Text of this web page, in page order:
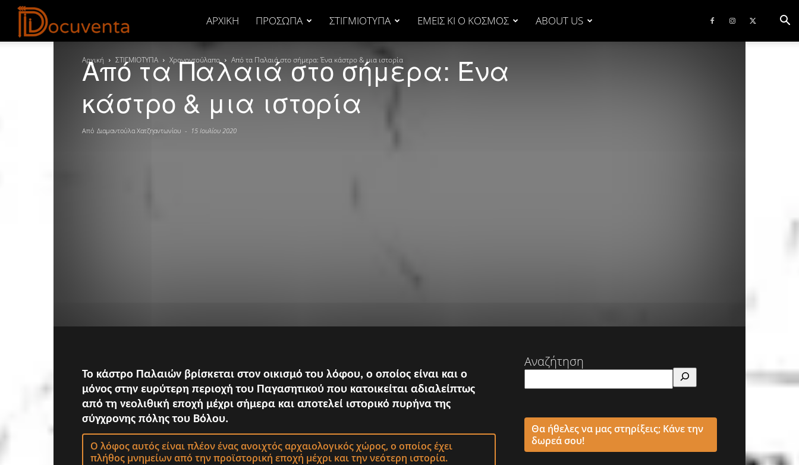
ΑΡΧΙΚΉ ΠΡΟΣΩΠΑ ΣΤΙΓΜΙΟΤΥΠΑ ΕΜΕΙΣ ΚΙ Ο ΚΟΣΜΟΣ ABOUT US
Αρχική ΣΤΙΓΜΙΟΤΥΠΑ Χρονοντούλαπο Από τα Παλαιά στο σήμερα: Ένα κάστρο & μια ιστορία
Από τα Παλαιά στο σήμερα: Ένα
κάστρο & μια ιστορία
Από Διαμαντούλα Χατζηαντωνίου - 15 Ιουλίου 2020
Το κάστρο Παλαιών βρίσκεται στον οικισμό του λόφου, ο οποίος είναι και ο
μόνος στην ευρύτερη περιοχή του Παγασητικού που κατοικείται αδιαλείπτως
από τη νεολιθική εποχή μέχρι σήμερα και αποτελεί ιστορικό πυρήνα της
σύγχρονης πόλης του Βόλου.
Ο λόφος αυτόςείναι πλέον ένας ανοιχτός αρχαιολογικός χώρος, ο οποίος έχει
πλήθος μνημείων από την προϊστορική εποχή μέχρι και την νεότερη ιστορία.
Αναζήτηση
Θα ήθελες να μας στηρίξεις; Κάνε την
δωρεά σου!